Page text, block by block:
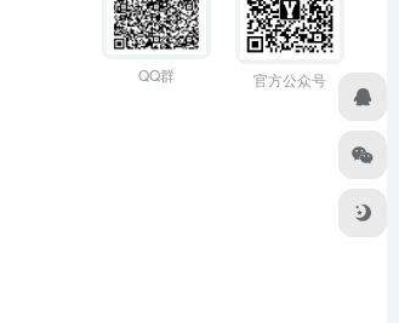
QQ群 官方公众号